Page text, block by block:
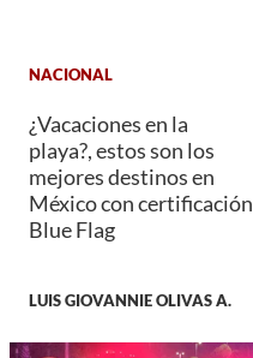
NACIONAL
¿Vacaciones en la
playa?, estos son los
mejores destinos en
México con certificación
Blue Flag
LUIS GIOVANNIE OLIVAS A.